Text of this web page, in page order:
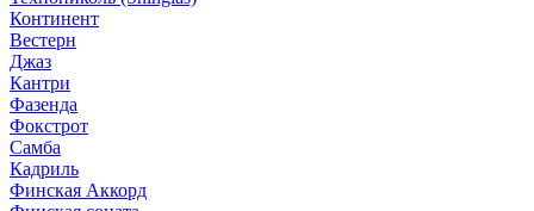
Континент
Вестерн
Джаз
Кантри
Фазенда
Фокстрот
Самба
Кадриль
Финская Аккорд